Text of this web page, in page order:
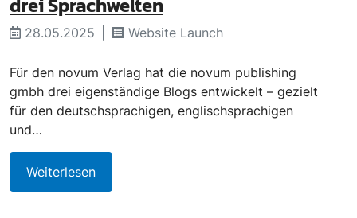
28.05.2025 Website Launch
Für den novum Verlag hat die novum publishing
gmbh drei eigenständige Blogs entwickelt – gezielt
für den deutschsprachigen, englischsprachigen
und…
Weiterlesen